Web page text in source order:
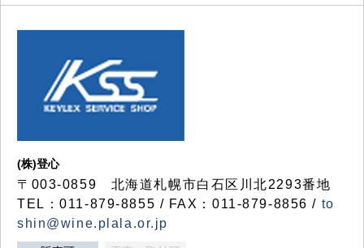
(株)登心
〒003-0859 北海道札幌市白石区川北2293番地
TEL：011-879-8855 / FAX：011-879-8856 / to
shin@wine.plala.or.jp